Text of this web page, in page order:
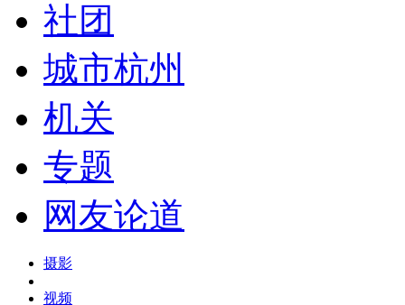
社团
城市杭州
机关
专题
网友论道
摄影
视频